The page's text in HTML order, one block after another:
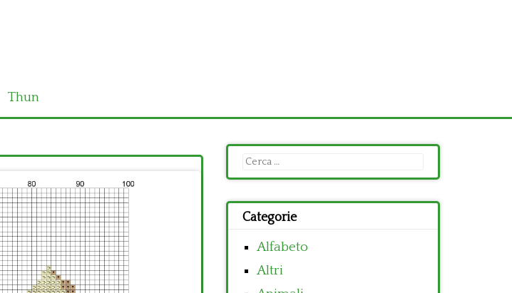
Thun
Ricerca
per:
Categorie
Alfabeto
Altri